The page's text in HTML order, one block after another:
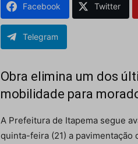
Facebook Twitter
Telegram
Obra elimina um dos
mobilidade para
A Prefeitura de Itapema segue
quinta-feira (21) a pavimentação